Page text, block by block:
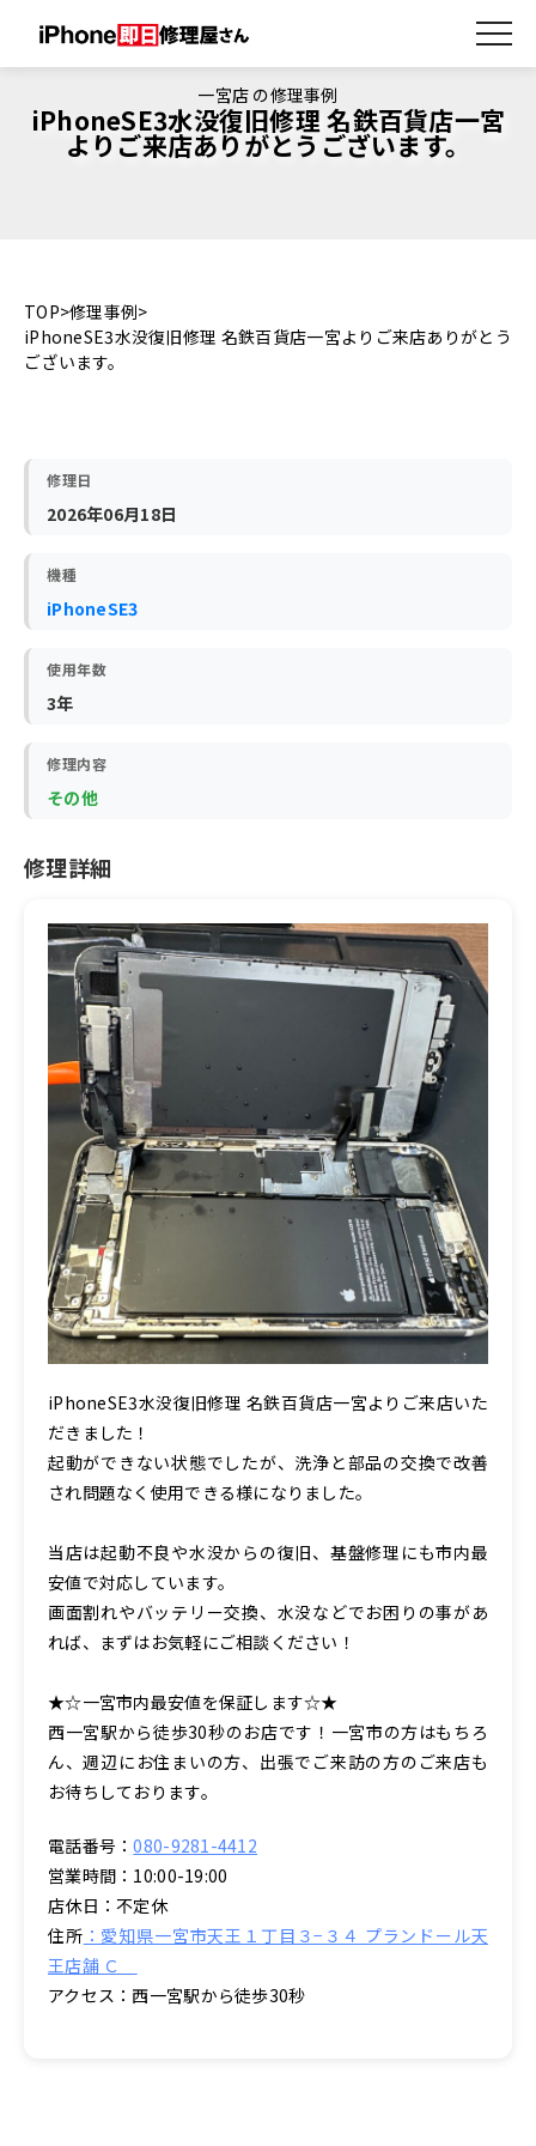
一宮店 の修理事例
iPhoneSE3水没復旧修理 名鉄百貨店一宮
よりご来店ありがとうございます。
TOP 修理事例
iPhoneSE3水没復旧修理 名鉄百貨店一宮よりご来店ありがとう
ございます。
修理日
2026年06月18日
機種
iPhoneSE3
使用年数
3年
修理内容
その他
修理詳細
iPhoneSE3水没復旧修理 名鉄百貨店一宮よりご来店いた
だきました！
起動ができない状態でしたが、洗浄と部品の交換で改善
され問題なく使用できる様になりました。
当店は起動不良や水没からの復旧、基盤修理にも市内最
安値で対応しています。
画面割れやバッテリー交換、水没などでお困りの事があ
れば、まずはお気軽にご相談ください！
★☆一宮市内最安値を保証します☆★
西一宮駅から徒歩30秒のお店です！一宮市の方はもちろ
ん、週辺にお住まいの方、出張でご来訪の方のご来店も
お待ちしております。
電話番号：080-9281-4412
営業時間：10:00-19:00
店休日：不定休
住所 ：愛知県一宮市天王１丁目３−３４ プランドール天
王店舗 Ｃ
アクセス：西一宮駅から徒歩30秒